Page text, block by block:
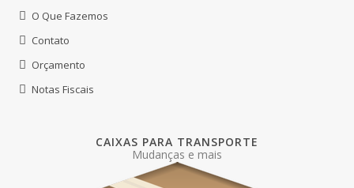
O Que Fazemos
Contato
Orçamento
Notas Fiscais
CAIXAS PARA TRANSPORTE
Mudanças e mais